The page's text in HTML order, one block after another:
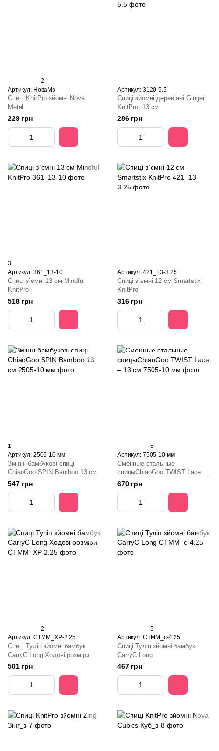
2
Артикул: НоваМз
Спиці KnitPro зйомні Nova
Metal
229 грн
Артикул: 3120-5.5
Спиці зйомні дерев`яні Ginger
KnitPro, 13 см
286 грн
3
Артикул: 361_13-10
Спиці з`ємні 13 см Mindful
KnitPro
518 грн
Артикул: 421_13-3.25
Спиці з`ємні 12 см Smartstix
KnitPro
316 грн
1
Артикул: 2505-10 мм
Змінні бамбукові спиці
ChiaoGoo SPIN Bamboo 13 см
547 грн
5
Артикул: 7505-10 мм
Сменные стальные
спицыChiaoGoo TWIST Lace –
13 см
670 грн
2
Артикул: СТММ_ХР-2.25
Спиці Туліп зйомні бамбук
CarryC Long Ходові розміри
501 грн
5
Артикул: СТММ_с-4.25
Спиці Туліп зйомні бамбук
CarryC Long
467 грн